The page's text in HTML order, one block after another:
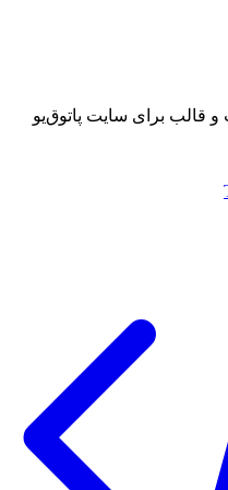
و قالب برای سایت پاتوق‌یو